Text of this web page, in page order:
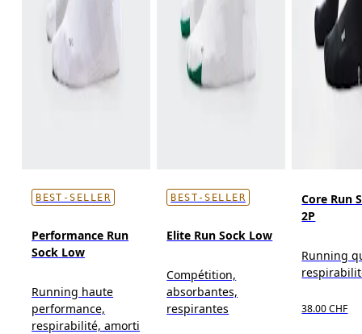
BEST-SELLER
Performance Run
Sock Low
Running haute
performance,
respirabilité, amorti
BEST-SELLER
Elite Run Sock Low
Compétition,
absorbantes,
respirantes
Core Run
2P
Running
38.00 CHF